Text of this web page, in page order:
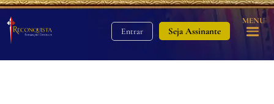
Entrar Seja Assinante
MENU